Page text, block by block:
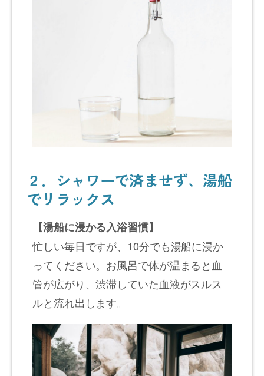
２．シャワーで済ませず、湯船
でリラックス
【湯船に浸かる入浴習慣】
忙しい毎日ですが、10分でも湯船に浸か
ってください。お風呂で体が温まると血
管が広がり、渋滞していた血液がスルス
ルと流れ出します。